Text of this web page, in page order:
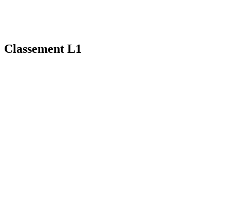
Classement L1